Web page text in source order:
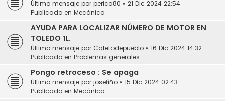
Último mensaje por perico80 « 21 Dic 2024 22:54
Publicado en Mecánica
AYUDA PARA LOCALIZAR NÚMERO DE MOTOR EN
TOLEDO 1L.
Último mensaje por Catetodepueblo « 16 Dic 2024 14:32
Publicado en Problemas generales
Pongo retroceso : Se apaga
Último mensaje por josefiño « 15 Dic 2024 02:43
Publicado en Mecánica